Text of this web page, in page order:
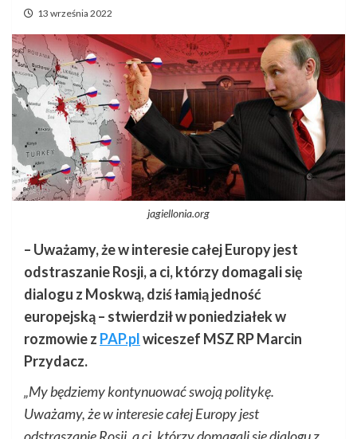
13 września 2022
jagiellonia.org
– Uważamy, że w interesie całej Europy jest
odstraszanie Rosji, a ci, którzy domagali się
dialogu z Moskwą, dziś łamią jedność
europejską – stwierdziłw poniedziałek w
rozmowie z PAP.plwiceszef MSZ RP Marcin
Przydacz.
„My będziemy kontynuować swoją politykę.
Uważamy, że w interesie całej Europy jest
odstraszanie Rosji, a ci, którzy domagali się dialogu z